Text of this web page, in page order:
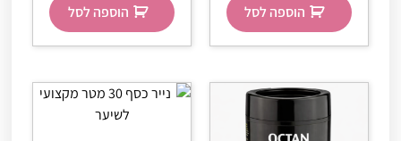
הוספה לסל הוספה לסל